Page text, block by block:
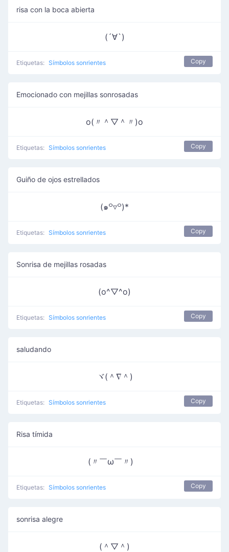
risa con la boca abierta
(´∀`)
Etiquetas: Símbolos sonrientes Copy
Emocionado con mejillas sonrosadas
o(〃＾▽＾〃)o
Etiquetas: Símbolos sonrientes Copy
Guiño de ojos estrellados
(๑꒪▿꒪)*
Etiquetas: Símbolos sonrientes Copy
Sonrisa de mejillas rosadas
(o^▽^o)
Etiquetas: Símbolos sonrientes Copy
saludando
ヾ(＾∇＾)
Etiquetas: Símbolos sonrientes Copy
Risa tímida
(〃￣ω￣〃)ゞ
Etiquetas: Símbolos sonrientes Copy
sonrisa alegre
(＾▽＾)